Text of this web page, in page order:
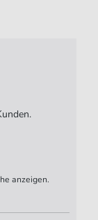
anzeigen.